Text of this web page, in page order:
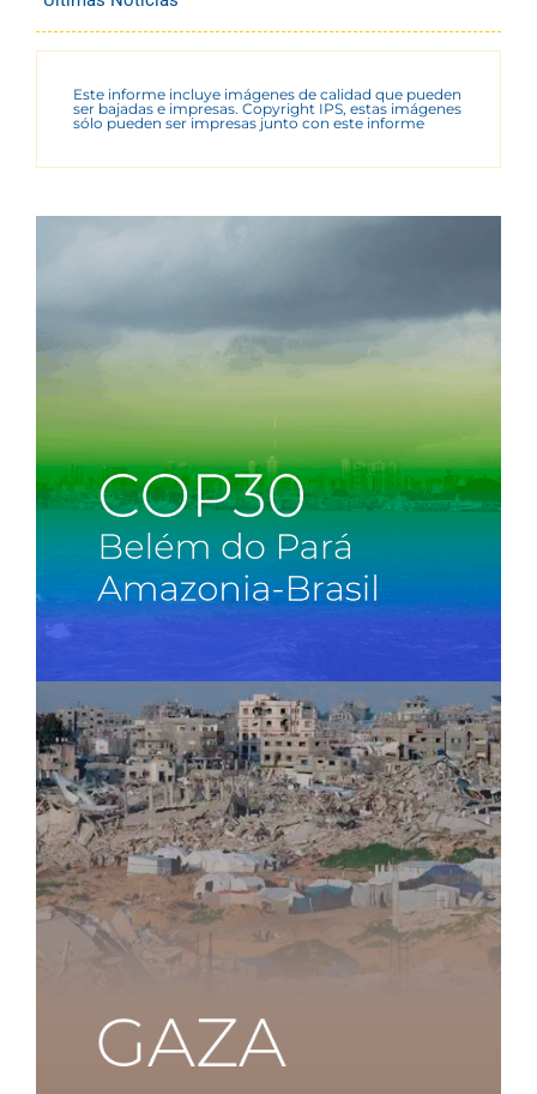
Este informe incluye imágenes de calidad que pueden
ser bajadas e impresas. Copyright IPS, estas imágenes
sólo pueden ser impresas junto con este informe